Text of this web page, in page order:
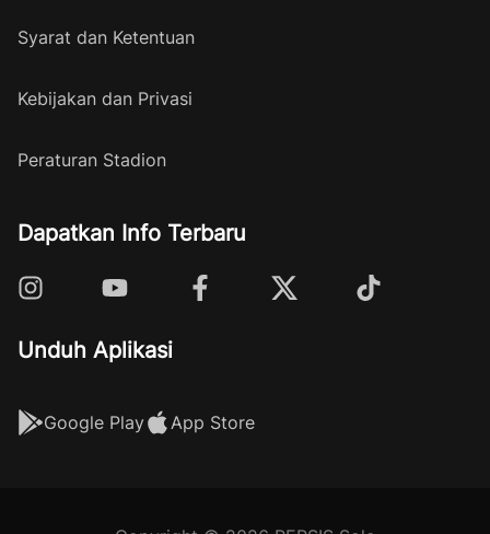
Syarat dan Ketentuan
Kebijakan dan Privasi
Peraturan Stadion
Dapatkan Info Terbaru
Unduh Aplikasi
Google Play App Store